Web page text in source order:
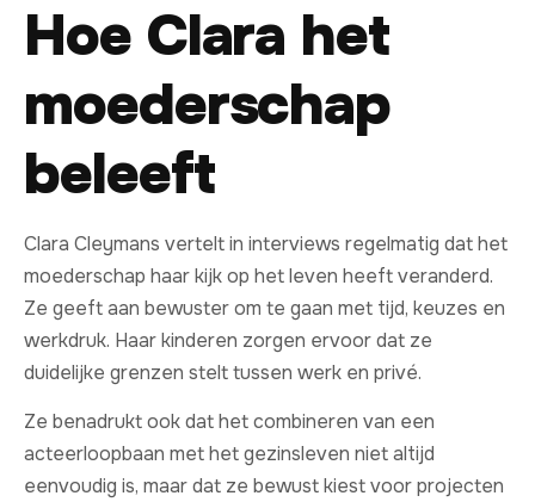
Hoe Clara het
moederschap
beleeft
Clara Cleymans vertelt in interviews regelmatig dat het
moederschap haar kijk op het leven heeft veranderd.
Ze geeft aan bewuster om te gaan met tijd, keuzes en
werkdruk. Haar kinderen zorgen ervoor dat ze
duidelijke grenzen stelt tussen werk en privé.
Ze benadrukt ook dat het combineren van een
acteerloopbaan met het gezinsleven niet altijd
eenvoudig is, maar dat ze bewust kiest voor projecten